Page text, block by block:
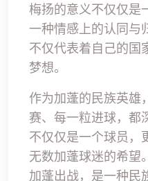
梅扬的意义不仅仅是
一种情感上的认同与
不仅代表着自己的国
梦想。
作为加蓬的民族英雄
赛、每一粒进球，都
不仅仅是一个球员，
无数加蓬球迷的希望
加蓬出战，是一种民